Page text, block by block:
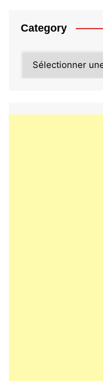
Category